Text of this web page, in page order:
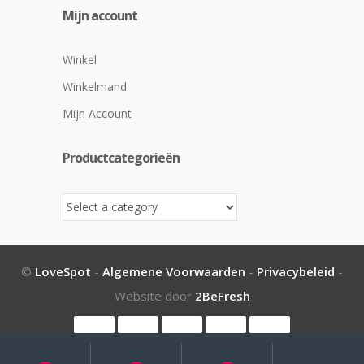
Mijn account
Winkel
Winkelmand
Mijn Account
Productcategorieën
© LoveSpot - Algemene Voorwaarden - Privacybeleid -
Website door 2BeFresh